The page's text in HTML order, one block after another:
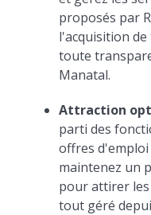
proposés par
l'acquisition
toute
Manatal.
Attraction
parti des
offres d'emploi
maintenez un
pour attirer
tout géré